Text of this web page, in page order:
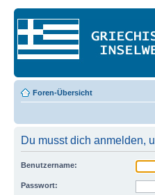
Foren-Übersicht
Du musst dich anmelden,
Benutzername:
Passwort: